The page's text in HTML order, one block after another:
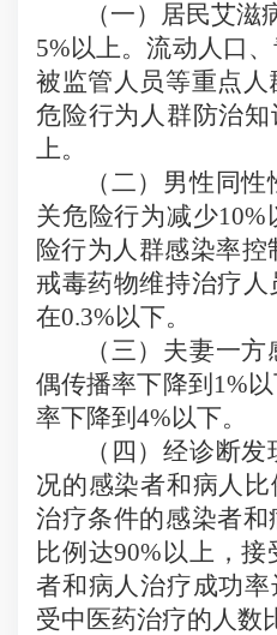
（一）居民艾滋
5%以上。流动人口
被监管人员等重点
危险行为人群防治
上。
（二）男性同
关危险行为减少10%
险行为人群感染率控
戒毒药物维持治疗人
在0.3%以下。
（三）夫妻一
偶传播率下降到 1%
率下降到 4%以下。
（四）经诊断
况的感染者和病人比
治疗条件的感染者
比例达90% 以上，接
者和病人治疗成功率
受中医药治疗的人数